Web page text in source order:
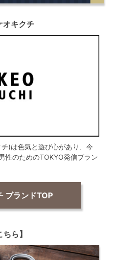
オキクチ
)は色気と遊び心があり、今
性のためのTOKYO発信ブラン
ブランドTOP
ら】